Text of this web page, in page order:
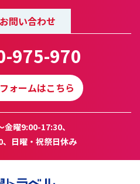
問い合わせ
975-970
ォームはこちら
金曜9:00-17:30、
日曜・祝祭日休み